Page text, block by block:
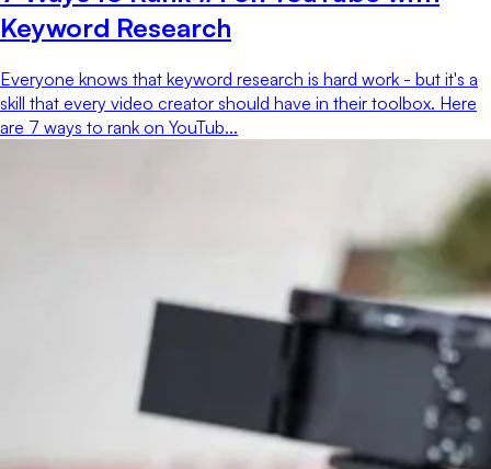
Keyword Research
Everyone knows that keyword research is hard work - but it's a
skill that every video creator should have in their toolbox. Here
are 7 ways to rank on YouTub...